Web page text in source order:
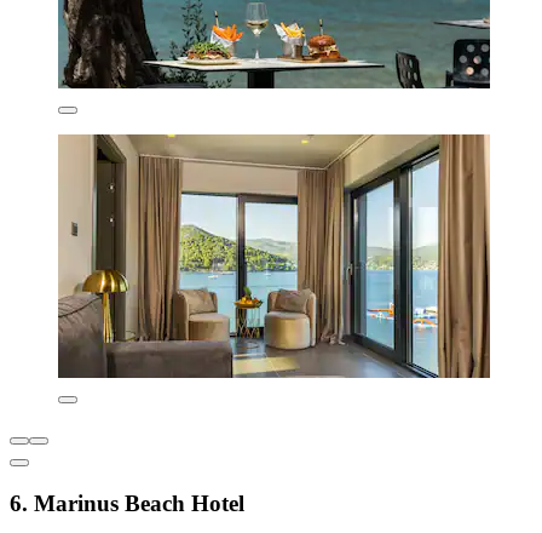
6. Marinus Beach Hotel